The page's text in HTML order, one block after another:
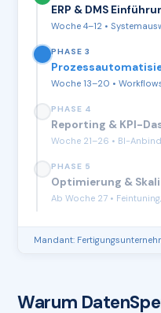
ERP & DMS
Woche 4–12 •
PHASE 3
Woche 13–20 •
PHASE 4
Reporting & KPI-
Woche 21–26 • BI-
PHASE 5
Optimierung &
Ab Woche 27 •
Mandant:
Warum